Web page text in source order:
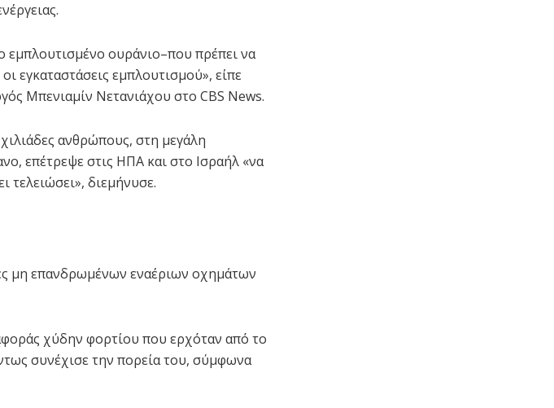
εμπλουτισμένο ουράνιο–που πρέπει να
εγκαταστάσεις εμπλουτισμού», είπε
Μπενιαμίν Νετανιάχου στο CBS News.
ανθρώπους, στη μεγάλη
επέτρεψε στις ΗΠΑ και στο Ισραήλ «να
τελειώσει», διεμήνυσε.
μη επανδρωμένων εναέριων οχημάτων
χύδην φορτίου που ερχόταν από το
συνέχισε την πορεία του, σύμφωνα